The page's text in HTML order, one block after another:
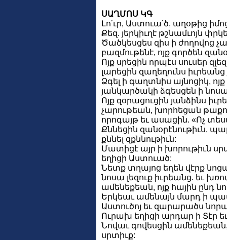
ՍԱՂՄՈՍ ԿԳ
Լո՛ւր, Աստուա՛ծ, աղօթից
Քեզ. յերկիւղէ թշնամւոյն
Ծածկեսցես զիս ի ժողովոց
բազմութենէ, ոյք գործեն
Ոյք սրեցին որպէս սուսեր
լարեցին զաղեղունս
Ձգել ի գաղտնիս այնոցիկ,
յանկարծակի ձգեսցեն ի նոսա
Ոյք զօրացուցին յանձինս
չարութեան, խորհեցան
որոգայթ եւ ասացին. «Ոչ
Քննեցին զանօրէնութիւն,
քննել զքննութիւն:
Մատիցէ այր ի խորութիւն
եղիցի Աստուած:
Նետք տղայոց եղեն վէրք
նոսա լեզուք իւրեանց. եւ
ամենեքեան, ոյք հային ընդ
Երկեաւ ամենայն մարդ ի
Աստուծոյ եւ զարարածս
Ուրախ եղիցի արդար ի Տէր
Նովաւ գովեսցին ամենեքեան,
սրտիւք: